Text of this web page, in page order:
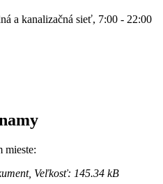
a kanalizačná sieť, 7:00 - 22:00
mieste:
Veľkosť: 145.34 kB